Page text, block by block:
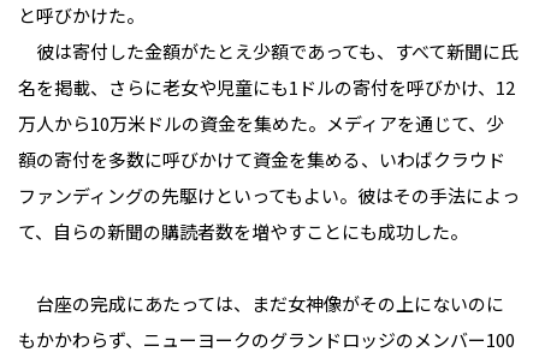
と呼びかけた。
彼は寄付した金額がたとえ少額であっても、すべて新聞に氏
名を掲載、さらに老女や児童にも1ドルの寄付を呼びかけ、12
万人から10万米ドルの資金を集めた。メディアを通じて、少
額の寄付を多数に呼びかけて資金を集める、いわばクラウド
ファンディングの先駆けといってもよい。彼はその手法によっ
て、自らの新聞の購読者数を増やすことにも成功した。
台座の完成にあたっては、まだ女神像がその上にないのに
もかかわらず、ニューヨークのグランドロッジのメンバー100